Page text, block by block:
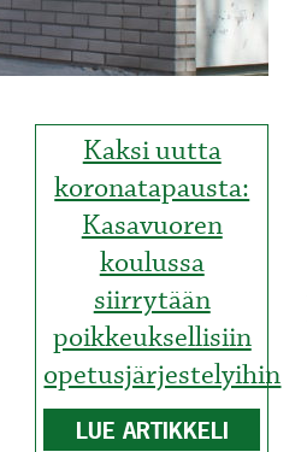
Kaksi uutta
koronatapausta:
Kasavuoren
koulussa
siirrytään
poikkeuksellisiin
opetusjärjestelyihin
LUE ARTIKKELI